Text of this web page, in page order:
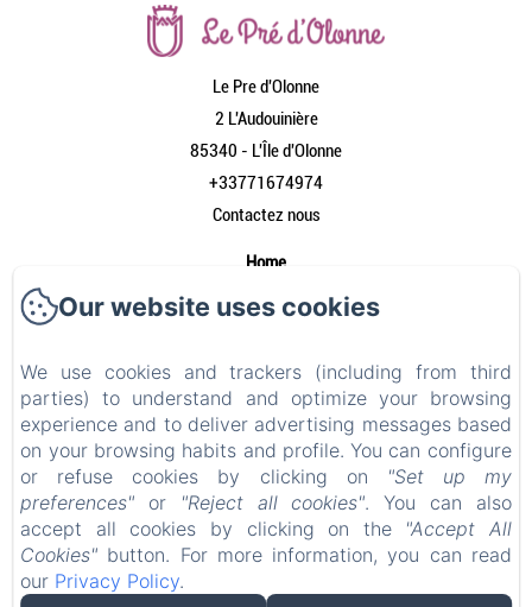
Le Pre d'Olonne
2 L'Audouinière
85340 - L'Île d'Olonne
+33771674974
Contactez nous
Home
Onze gîtes
Faciliteiten
De omgeving
Contact
Wettelijke informatie
Wettelijke informatie
Our website uses cookies
We use cookies and trackers (including from third
parties) to understand and optimize your browsing
experience and to deliver advertising messages based
on your browsing habits and profile. You can configure
or refuse cookies by clicking on
"Set up my
preferences" or "Reject all cookies". You can also
accept all cookies by clicking on the "Accept All
Cookies" button. For more information, you can read
our Privacy Policy.